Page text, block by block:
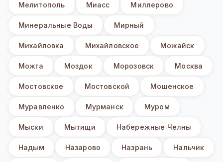
Мелитополь Миасс Миллерово
Минеральные Воды Мирный
Михайловка Михайловское Можайск
Можга Моздок Морозовск Москва
Мостовское Мостовской Мошенское
Муравленко Мурманск Муром
Мыски Мытищи Набережные Челны
Надым Назарово Назрань Нальчик